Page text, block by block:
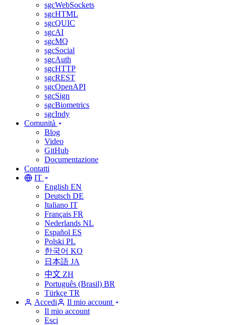
sgcWebSockets
sgcHTML
sgcQUIC
sgcAI
sgcMQ
sgcSocial
sgcAuth
sgcHTTP
sgcREST
sgcOpenAPI
sgcSign
sgcBiometrics
sgcIndy
Comunità
Blog
Video
GitHub
Documentazione
Contatti
IT
English EN
Deutsch DE
Italiano IT
Français FR
Nederlands NL
Español ES
Polski PL
한국어 KO
日本語 JA
中文 ZH
Português (Brasil) BR
Türkçe TR
Accedi
Il mio account
Il mio account
Esci